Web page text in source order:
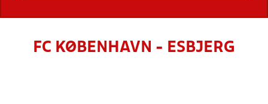
FC KØBENHAVN - ESBJERG